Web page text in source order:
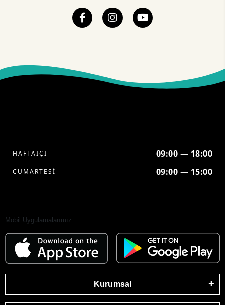
HAFTAİÇİ 09:00 — 18:00
CUMARTESİ 09:00 — 15:00
Mobil Uygulamalarımız
Kurumsal